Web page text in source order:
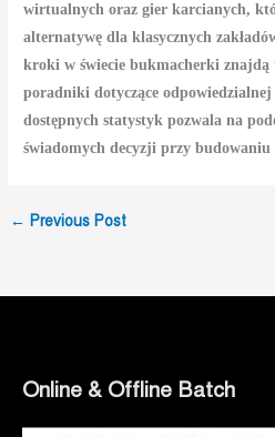
wirtualnych oraz gier karcianych,
alternatywę dla klasycznych
kroki w świecie bukmacherki
poradniki dotyczące
dostępnych statystyk pozwala na
świadomych decyzji przy
← Previous Post
Online & Offline Batch